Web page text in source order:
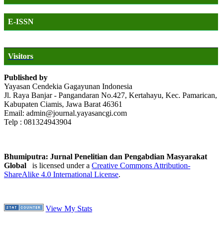
E-ISSN
Visitors
Published by
Yayasan Cendekia Gagayunan Indonesia
Jl. Raya Banjar - Pangandaran No.427, Kertahayu, Kec. Pamarican,
Kabupaten Ciamis, Jawa Barat 46361
Email: admin@journal.yayasancgi.com
Telp : 081324943904
Bhumiputra: Jurnal Penelitian dan Pengabdian Masyarakat
Global is licensed under a Creative Commons Attribution-
ShareAlike 4.0 International License.
View My Stats